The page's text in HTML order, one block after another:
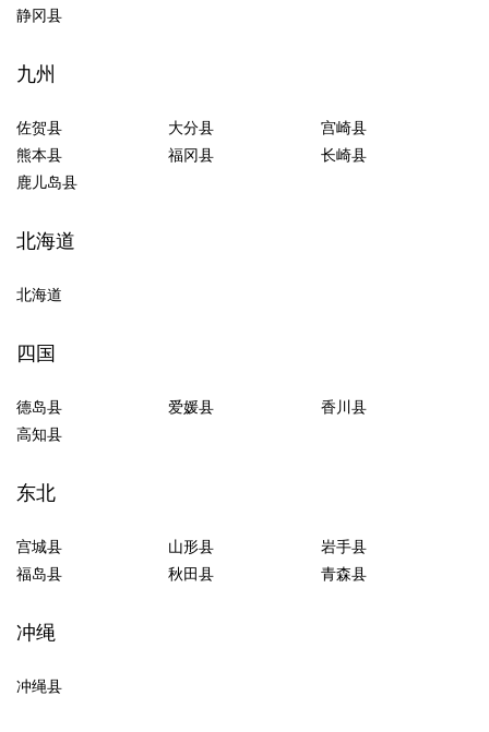
静冈县
九州
佐贺县 大分县
宫崎县
熊本县
福冈县
长崎县
鹿儿岛县
北海道
北海道
四国
德岛县 爱媛县
香川县
高知县
东北
宫城县 山形县
岩手县
福岛县
秋田县 青森县
冲绳
冲绳县